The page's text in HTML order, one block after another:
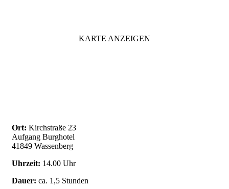
KARTE ANZEIGEN
Ort: Kirchstraße 23
Aufgang Burghotel
41849 Wassenberg
Uhrzeit: 14.00 Uhr
Dauer: ca. 1,5 Stunden